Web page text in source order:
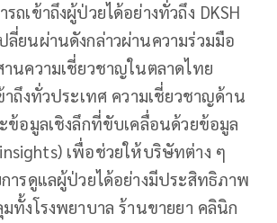
ถเข้าถึงผู้ป่วยได้อย่างทั่วถึง DKSH
ยนผ่านดังกล่าวผ่านความร่วมมือ
นความเชี่ยวชาญในตลาดไทย
าถึงทั่วประเทศ ความเชี่ยวชาญด้าน
ข้อมูลเชิงลึกที่ขับเคลื่อนด้วยข้อมูล
เพื่อช่วยให้บริษัทต่าง ๆ
ารดูแลผู้ป่วยได้อย่างมีประสิทธิภาพ
ทั้งโรงพยาบาล ร้านขายยา คลินิก